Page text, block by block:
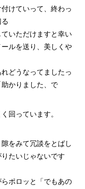
けていって、終わっ
いただけますと幸い
ルを送り、美しくや
どうなってましたっ
かりました、で
回っています。
をみて冗談をとばし
たいじゃないです
ポロッと「でもあの